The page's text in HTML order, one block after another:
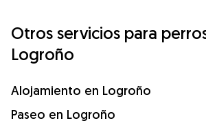
Otros servicios para
Logroño
Alojamiento en Logroño
Paseo en Logroño